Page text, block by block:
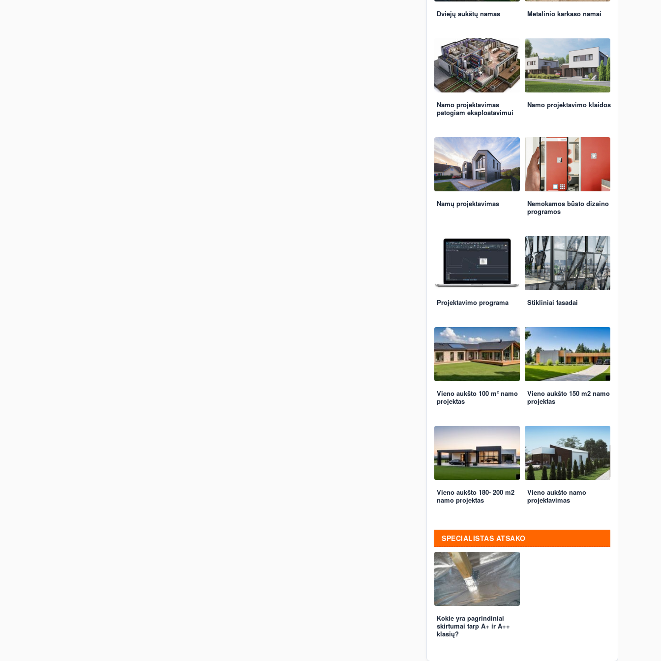
Dviejų aukštų namas Metalinio karkaso namai
Namo projektavimas
patogiam eksploatavimui
Namo projektavimo klaidos
Namų projektavimas
Nemokamos būsto dizaino
programos
Projektavimo programa Stikliniai fasadai
Vieno aukšto 100 m² namo
projektas
Vieno aukšto 150 m2 namo
projektas
Vieno aukšto 180- 200 m2
namo projektas
Vieno aukšto namo
projektavimas
SPECIALISTAS ATSAKO
Kokie yra pagrindiniai
skirtumai tarp A+ ir A++
klasių?